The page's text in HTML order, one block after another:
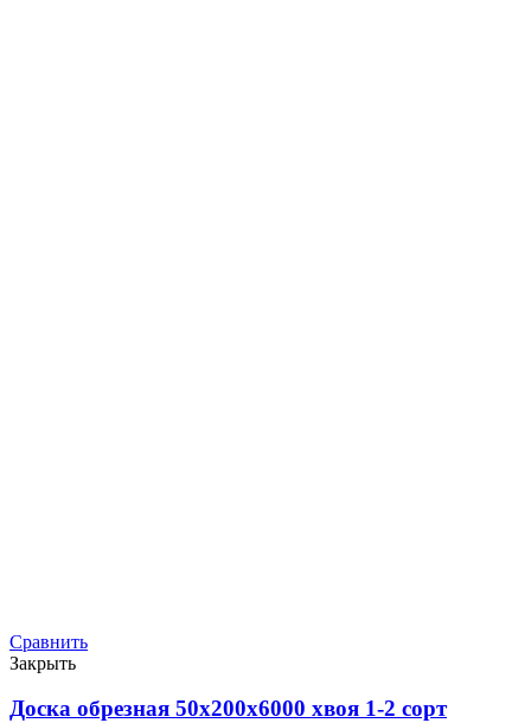
Сравнить
Закрыть
Доска обрезная 50х200х6000 хвоя 1-2 сорт